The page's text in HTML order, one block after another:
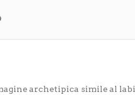
archetipica simile al